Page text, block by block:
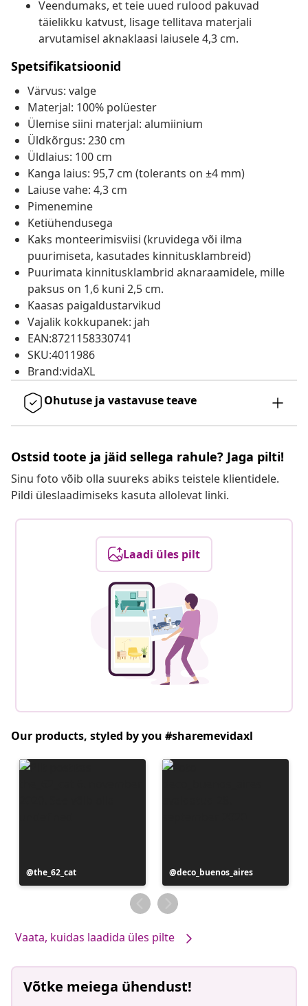
Veendumaks, et teie uued rulood pakuvad
täielikku katvust, lisage tellitava materjali
arvutamisel aknaklaasi laiusele 4,3 cm.
Spetsifikatsioonid
Värvus: valge
Materjal: 100% polüester
Ülemise siini materjal: alumiinium
Üldkõrgus: 230 cm
Üldlaius: 100 cm
Kanga laius: 95,7 cm (tolerants on ±4 mm)
Laiuse vahe: 4,3 cm
Pimenemine
Ketiühendusega
Kaks monteerimisviisi (kruvidega või ilma
puurimiseta, kasutades kinnitusklambreid)
Puurimata kinnitusklambrid aknaraamidele, mille
paksus on 1,6 kuni 2,5 cm.
Kaasas paigaldustarvikud
Vajalik kokkupanek: jah
EAN:8721158330741
SKU:4011986
Brand:vidaXL
Ohutuse ja vastavuse teave
Ostsid toote ja jäid sellega rahule? Jaga pilti!
Sinu foto võib olla suureks abiks teistele klientidele.
Pildi üleslaadimiseks kasuta allolevat linki.
Laadi üles pilt
Our products, styled by you #sharemevidaxl
Postitus
avaldatud
the_62_cat
Postitus
avaldatud
deco_buenos_aires
Vaata, kuidas laadida üles pilte
Võtke meiega ühendust!